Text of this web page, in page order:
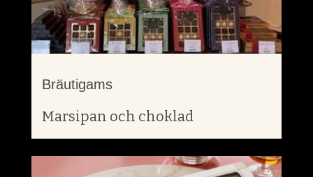
Bräutigams
Marsipan och choklad